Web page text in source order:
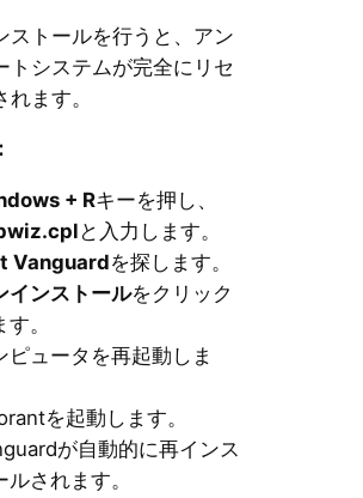
ストールを行うと、アン
トシステムが完全にリセ
れます。
+ Rキーを押し、
と入力します。
Vanguardを探します。
インストールをクリック
す。
ピュータを再起動しま
を起動します。
が自動的に再インス
ルされます。